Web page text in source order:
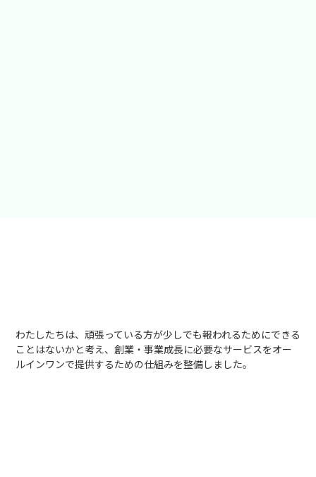
わたしたちは、頑張っている方が少しでも報われるためにできる
ことはないかと考え、創業・事業成長に必要なサービスをオー
ルインワンで提供するための仕組みを整備しました。